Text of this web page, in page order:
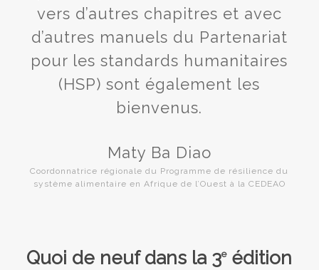
vers d’autres chapitres et avec
d’autres manuels du Partenariat
pour les standards humanitaires
(HSP) sont également les
bienvenus.
Maty Ba Diao
Coordonnatrice régionale du Programme de résilience du
système alimentaire en Afrique de l’Ouest à la CEDEAO
Quoi de neuf dans la 3eédition